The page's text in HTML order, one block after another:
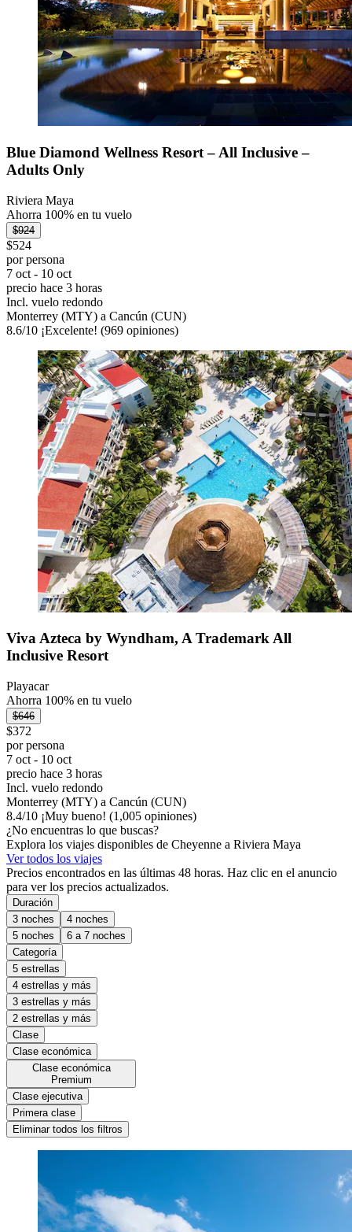
Blue Diamond Wellness Resort – All Inclusive –
Adults Only
Riviera Maya
Ahorra 100% en tu vuelo
$924
$524
por persona
7 oct - 10 oct
precio hace 3 horas
Incl. vuelo redondo
Monterrey (MTY) a Cancún (CUN)
8.6/10 ¡Excelente! (969 opiniones)
Viva Azteca by Wyndham, A Trademark All
Inclusive Resort
Playacar
Ahorra 100% en tu vuelo
$646
$372
por persona
7 oct - 10 oct
precio hace 3 horas
Incl. vuelo redondo
Monterrey (MTY) a Cancún (CUN)
8.4/10 ¡Muy bueno! (1,005 opiniones)
¿No encuentras lo que buscas?
Explora los viajes disponibles de Cheyenne a Riviera Maya
Ver todos los viajes
Precios encontrados en las últimas 48 horas. Haz clic en el anuncio
para ver los precios actualizados.
Duración
3 noches
4 noches
5 noches
6 a 7 noches
Categoría
5 estrellas
4 estrellas y más
3 estrellas y más
2 estrellas y más
Clase
Clase económica
Clase económica
Premium
Clase ejecutiva
Primera clase
Eliminar todos los filtros